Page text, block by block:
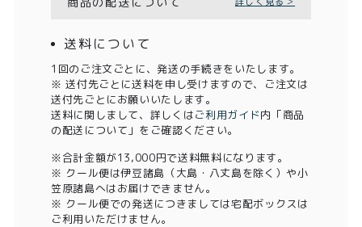
送料について
1回のご注文ごとに、発送の手続きをいたします。
※ 送付先ごとに送料を申し受けますので、ご注文は
送付先ごとにお願いいたします。
送料に関しまして、詳しくはご利用ガイド内「商品
の配送について」をご確認ください。
※合計金額が13,000円で送料無料になります。
※ クール便は伊豆諸島（大島・八丈島を除く）や小
笠原諸島へはお届けできません。
※ クール便での発送につきましては宅配ボックスは
ご利用いただけません。